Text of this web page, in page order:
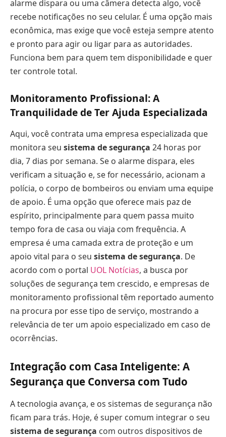
alarme dispara ou uma câmera detecta algo, você
recebe notificações no seu celular. É uma opção mais
econômica, mas exige que você esteja sempre atento
e pronto para agir ou ligar para as autoridades.
Funciona bem para quem tem disponibilidade e quer
ter controle total.
Monitoramento Profissional: A
Tranquilidade de Ter Ajuda Especializada
Aqui, você contrata uma empresa especializada que
monitora seu sistema de segurança 24 horas por
dia, 7 dias por semana. Se o alarme dispara, eles
verificam a situação e, se for necessário, acionam a
polícia, o corpo de bombeiros ou enviam uma equipe
de apoio. É uma opção que oferece mais paz de
espírito, principalmente para quem passa muito
tempo fora de casa ou viaja com frequência. A
empresa é uma camada extra de proteção e um
apoio vital para o seu sistema de segurança. De
acordo com o portal UOL Notícias, a busca por
soluções de segurança tem crescido, e empresas de
monitoramento profissional têm reportado aumento
na procura por esse tipo de serviço, mostrando a
relevância de ter um apoio especializado em caso de
ocorrências.
Integração com Casa Inteligente: A
Segurança que Conversa com Tudo
A tecnologia avança, e os sistemas de segurança não
ficam para trás. Hoje, é super comum integrar o seu
sistema de segurança com outros dispositivos de